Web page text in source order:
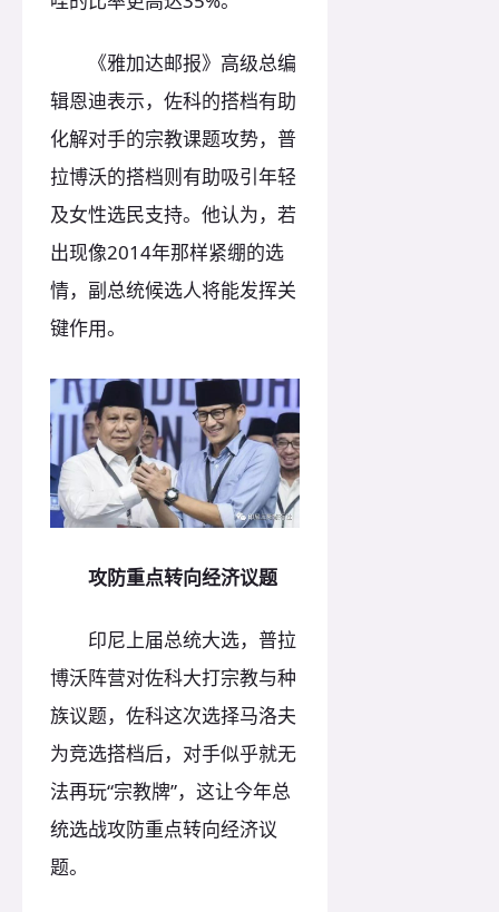
《雅加达邮报》高级总编
辑恩迪表示，佐科的搭档有助
化解对手的宗教课题攻势，普
拉博沃的搭档则有助吸引年轻
及女性选民支持。他认为，若
出现像2014年那样紧绷的选
情，副总统候选人将能发挥关
键作用。
攻防重点转向经济议题
印尼上届总统大选，普拉
博沃阵营对佐科大打宗教与种
族议题，佐科这次选择马洛夫
为竞选搭档后，对手似乎就无
法再玩“宗教牌”，这让今年总
统选战攻防重点转向经济议
题。